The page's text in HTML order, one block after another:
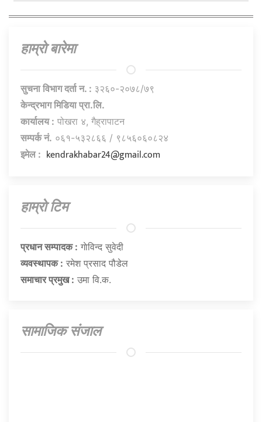
हाम्राे बारेमा
सुचना विभाग दर्ता न. : ३२६०-२०७८/७९
केन्द्रभाग मिडिया प्रा.लि.
कार्यालय : पोखरा ४, गैह्रापाटन
सम्पर्क नं. ०६१-५३२८६६ / ९८५६०६०८२४
इमेल : kendrakhabar24@gmail.com
हाम्राे टिम
प्रधान सम्पादक : गाेविन्द सुवेदी
व्यवस्थापक : रमेश प्रसाद पौडेल
समाचार प्रमुख : उमा वि.क.
सामाजिक संजाल